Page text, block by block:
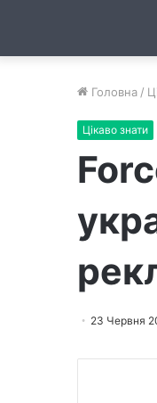
Головна /
Цікаво знати
23 Червня